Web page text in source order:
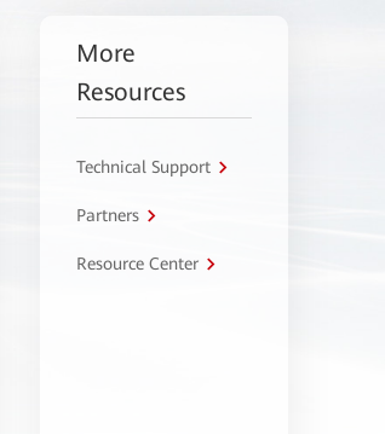
More
Resources
Technical Support
Partners
Resource Center